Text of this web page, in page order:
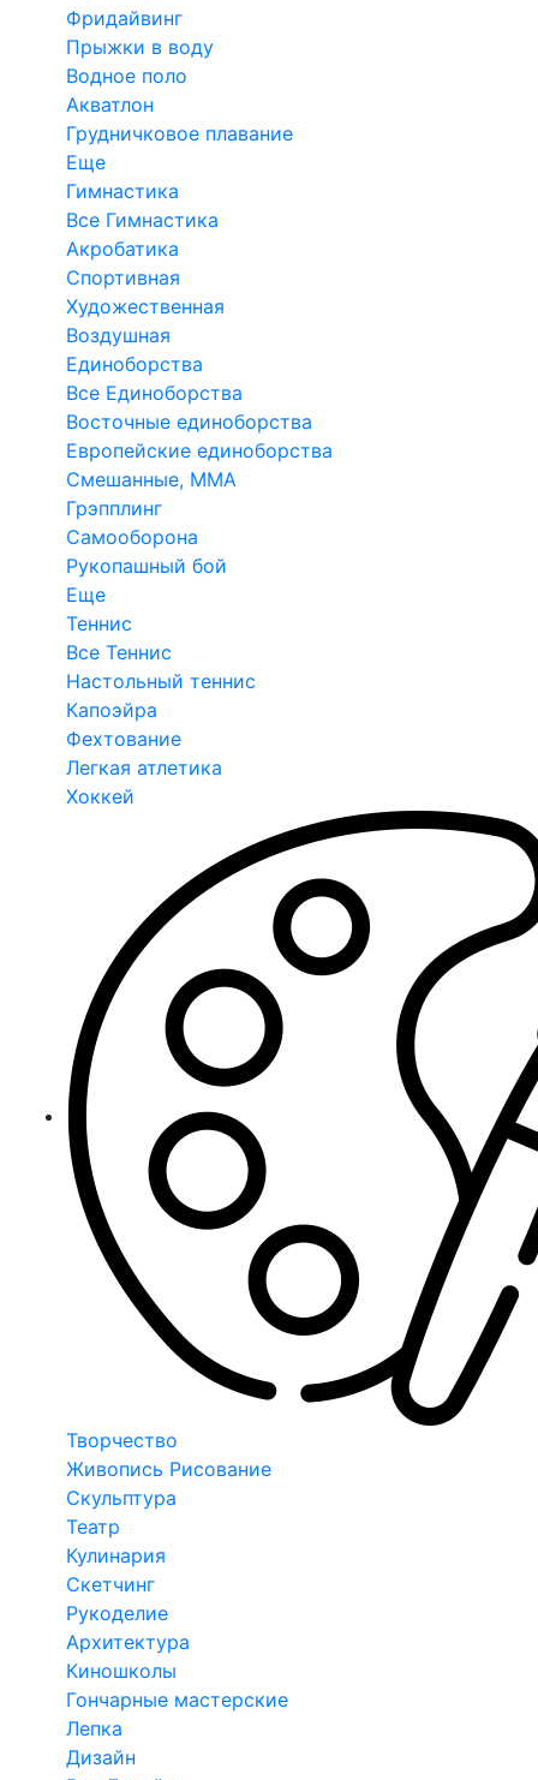
Фридайвинг
Прыжки в воду
Водное поло
Акватлон
Грудничковое плавание
Еще
Гимнастика
Все Гимнастика
Акробатика
Спортивная
Художественная
Воздушная
Единоборства
Все Единоборства
Восточные единоборства
Европейские единоборства
Смешанные, ММА
Грэпплинг
Самооборона
Рукопашный бой
Еще
Теннис
Все Теннис
Настольный теннис
Капоэйра
Фехтование
Легкая атлетика
Хоккей
Творчество
Живопись Рисование
Скульптура
Театр
Кулинария
Скетчинг
Рукоделие
Архитектура
Киношколы
Гончарные мастерские
Лепка
Дизайн